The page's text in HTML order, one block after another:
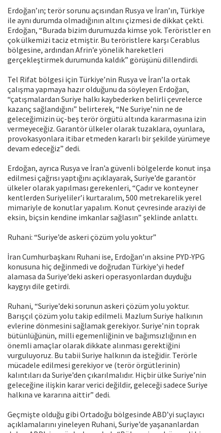
Erdoğan’ın; terör sorunu açısından Rusya ve İran’ın, Türkiye
ile aynı durumda olmadığının altını çizmesi de dikkat çekti.
Erdoğan, “Burada bizim durumuzda kimse yok. Teröristler en
çok ülkemizi taciz etmiştir. Bu teröristlere karşı Cerablus
bölgesine, ardından Afrin’e yönelik hareketleri
gerçekleştirmek durumunda kaldık” görüşünü dillendirdi.
Tel Rifat bölgesi için Türkiye’nin Rusya ve İran’la ortak
çalışma yapmaya hazır olduğunu da söyleyen Erdoğan,
“çatışmalardan Suriye halkı kaybederken belirli çevrelerce
kazanç sağlandığını” belirterek, “Ne Suriye’nin ne de
geleceğimizin üç-beş terör örgütü altında kararmasına izin
vermeyeceğiz. Garantör ülkeler olarak tuzaklara, oyunlara,
provokasyonlara itibar etmeden kararlı bir şekilde yürümeye
devam edeceğiz” dedi.
Erdoğan, ayrıca Rusya ve İran’a güvenli bölgelerde konut inşa
edilmesi çağrısı yaptığını açıklayarak, Suriye’de garantör
ülkeler olarak yapılması gerekenleri, “Çadır ve konteyner
kentlerden Suriyeliler’i kurtaralım, 500 metrekarelik yerel
mimariyle de konutlar yapalım. Konut çevresinde araziyi de
eksin, biçsin kendine imkanlar sağlasın” şeklinde anlattı.
Ruhani: “Suriye’de askeri çözüm yolu yoktur”
İran Cumhurbaşkanı Ruhani ise, Erdoğan’ın aksine PYD-YPG
konusuna hiç değinmedi ve doğrudan Türkiye’yi hedef
alamasa da Suriye’deki askeri operasyonlardan duyduğu
kaygıyı dile getirdi.
Ruhani, “Suriye’deki sorunun askeri çözüm yolu yoktur.
Barışçıl çözüm yolu takip edilmeli. Mazlum Suriye halkının
evlerine dönmesini sağlamak gerekiyor. Suriye’nin toprak
bütünlüğünün, milli egemenliğinin ve bağımsızlığının en
önemli amaçlar olarak dikkate alınması gerektiğini
vurguluyoruz. Bu tabii Suriye halkının da isteğidir. Terörle
mücadele edilmesi gerekiyor ve (terör örgütlerinin)
kalıntıları da Suriye’den çıkarılmalıdır. Hiçbir ülke Suriye’nin
geleceğine ilişkin karar verici değildir, geleceği sadece Suriye
halkına ve kararına aittir” dedi.
Geçmişte olduğu gibi Ortadoğu bölgesinde ABD’yi suçlayıcı
açıklamalarını yineleyen Ruhani, Suriye’de yaşananlardan